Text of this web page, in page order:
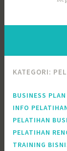
KATEGORI:
BUSINESS
INFO
PELATIHAN
PELATIHAN
TRAINING